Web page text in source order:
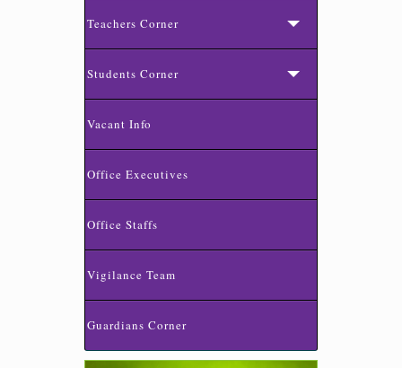
Teachers Corner
Students Corner
Vacant Info
Office Executives
Office Staffs
Vigilance Team
Guardians Corner
স্কুলের ছুটির তালিকা ও বর্ষপঞ্জি – ২০২৬
(20/07/2026 2:14 pm)
শ্রেণি পযর্ন্ত ফরম বিতরন চলছে… বিস্তারিত